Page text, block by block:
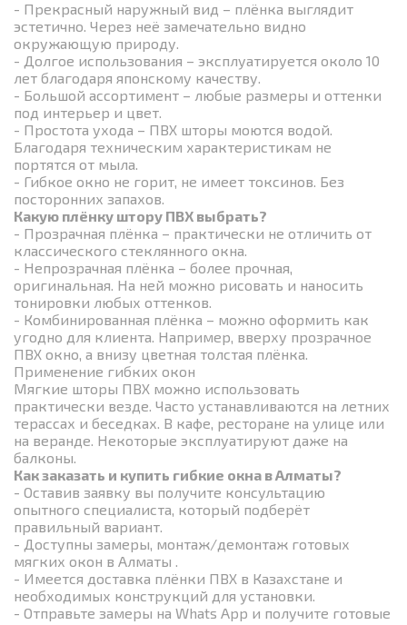
- Прекрасный наружный вид – плёнка выглядит
эстетично. Через неё замечательно видно
окружающую природу.
- Долгое использования – эксплуатируется около 10
лет благодаря японскому качеству.
- Большой ассортимент – любые размеры и оттенки
под интерьер и цвет.
- Простота ухода – ПВХ шторы моются водой.
Благодаря техническим характеристикам не
портятся от мыла.
- Гибкое окно не горит, не имеет токсинов. Без
посторонних запахов.
Какую плёнку штору ПВХ выбрать?
- Прозрачная плёнка – практически не отличить от
классического стеклянного окна.
- Непрозрачная плёнка – более прочная,
оригинальная. На ней можно рисовать и наносить
тонировки любых оттенков.
- Комбинированная плёнка – можно оформить как
угодно для клиента. Например, вверху прозрачное
ПВХ окно, а внизу цветная толстая плёнка.
Применение гибких окон
Мягкие шторы ПВХ можно использовать
практически везде. Часто устанавливаются на летних
терассах и беседках. В кафе, ресторане на улице или
на веранде. Некоторые эксплуатируют даже на
балконы.
Как заказать и купить гибкие окна в Алматы?
- Оставив заявку вы получите консультацию
опытного специалиста, который подберёт
правильный вариант.
- Доступны замеры, монтаж/демонтаж готовых
мягких окон в Алматы .
- Имеется доставка плёнки ПВХ в Казахстане и
необходимых конструкций для установки.
- Отправьте замеры на Whats App и получите готовые